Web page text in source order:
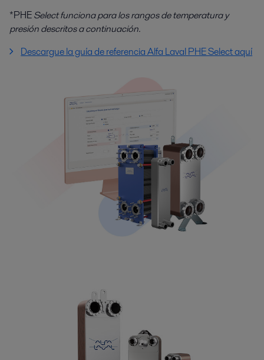
*PHESelect funciona para los rangos de temperatura y
presión descritos a continuación.
Descargue la guía de referencia Alfa Laval PHE Select aquí